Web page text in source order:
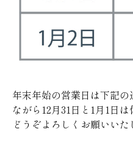
年末年始の営業日は下記
ながら12月31日と1月1日は
どうぞよろしくお願いいた